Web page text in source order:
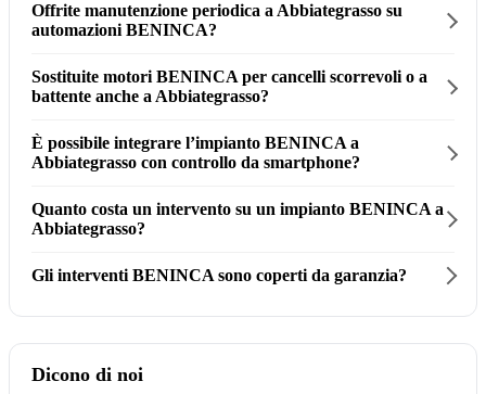
Offrite manutenzione periodica a Abbiategrasso su
automazioni BENINCA?
Sostituite motori BENINCA per cancelli scorrevoli o a
battente anche a Abbiategrasso?
È possibile integrare l’impianto BENINCA a
Abbiategrasso con controllo da smartphone?
Quanto costa un intervento su un impianto BENINCA a
Abbiategrasso?
Gli interventi BENINCA sono coperti da garanzia?
Dicono di noi